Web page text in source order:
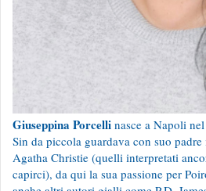
Giuseppina Porcelli nasce a Napoli nel
Sin da piccola guardava con suo
Agatha Christie (quelli interpretati
capirci), da qui la sua passione per